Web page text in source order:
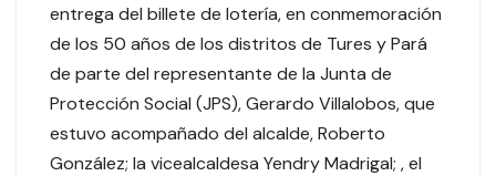
entrega del billete de lotería, en conmemoración
de los 50 años de los distritos de Tures y Pará
de parte del representante de la Junta de
Protección Social (JPS), Gerardo Villalobos, que
estuvo acompañado del alcalde, Roberto
González; la vicealcaldesa Yendry Madrigal; , el